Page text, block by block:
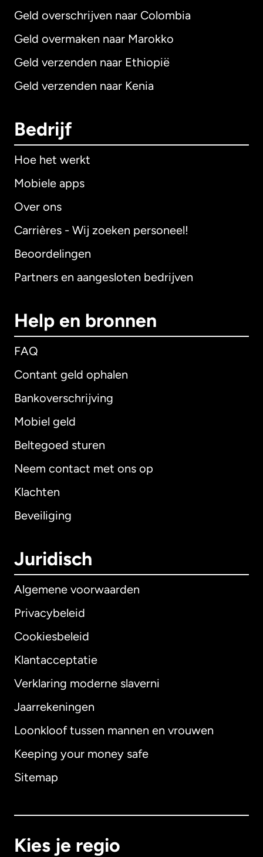
Geld overschrijven naar Colombia
Geld overmaken naar Marokko
Geld verzenden naar Ethiopië
Geld verzenden naar Kenia
Bedrijf
Hoe het werkt
Mobiele apps
Over ons
Carrières - Wij zoeken personeel!
Beoordelingen
Partners en aangesloten bedrijven
Help en bronnen
FAQ
Contant geld ophalen
Bankoverschrijving
Mobiel geld
Beltegoed sturen
Neem contact met ons op
Klachten
Beveiliging
Juridisch
Algemene voorwaarden
Privacybeleid
Cookiesbeleid
Klantacceptatie
Verklaring moderne slaverni
Jaarrekeningen
Loonkloof tussen mannen en vrouwen
Keeping your money safe
Sitemap
Kies je regio
Internationaal English
Australië